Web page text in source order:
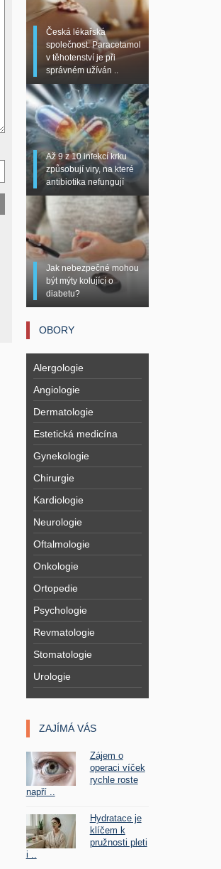
Česká lékařská
společnost: Paracetamol
v těhotenství je při
správném užíván ..
Až 9 z 10 infekcí krku
způsobují viry, na které
antibiotika nefungují
Jak nebezpečné mohou
být mýty kolující o
diabetu?
OBORY
Alergologie
Angiologie
Dermatologie
Estetická medicína
Gynekologie
Chirurgie
Kardiologie
Neurologie
Oftalmologie
Onkologie
Ortopedie
Psychologie
Revmatologie
Stomatologie
Urologie
ZAJÍMÁ VÁS
Zájem o
operaci víček
rychle roste
napří ..
Hydratace je
klíčem k
pružnosti pleti
i ..